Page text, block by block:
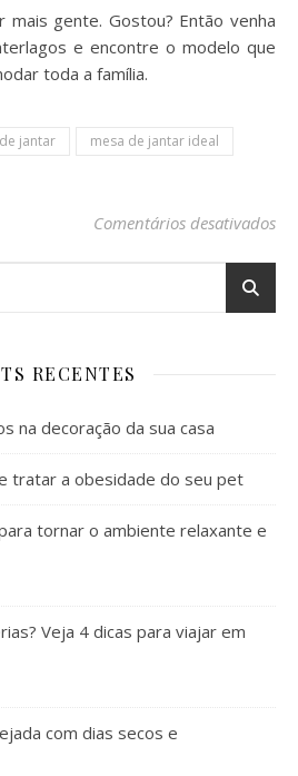
mais gente. Gostou? Então venha
e encontre o modelo que
toda a família.
jantar
mesa de jantar ideal
Comentários desativados
RECENTES
na decoração da sua casa
tratar a obesidade do seu pet
tornar o ambiente relaxante e
Veja 4 dicas para viajar em
com dias secos e